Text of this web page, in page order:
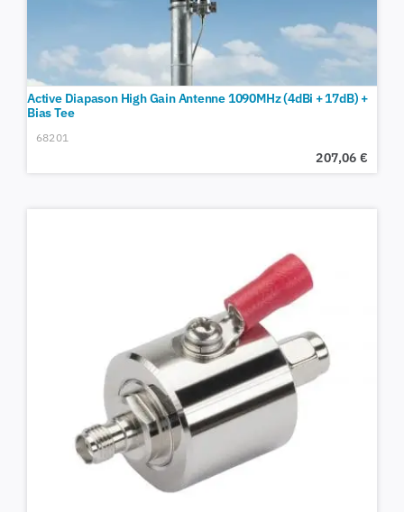
Active Diapason High Gain Antenne 1090MHz (4dBi + 17dB) +
Bias Tee
68201
207,06 €